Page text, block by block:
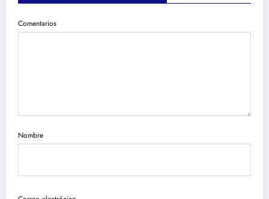
Comentarios
Nombre